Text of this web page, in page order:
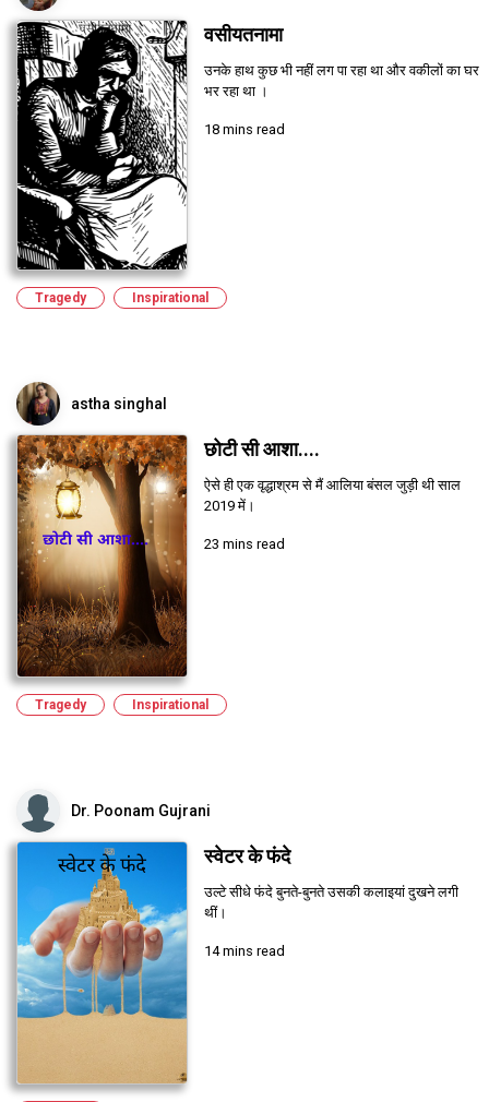
वसीयतनामा
उनके हाथ कुछ भी नहीं लग पा रहा था और वकीलों का घर
भर रहा था ।
18 mins read
Tragedy Inspirational
astha singhal
छोटी सी आशा....
ऐसे ही एक वृद्धाश्रम से मैं आलिया बंसल जुड़ी थी साल
2019 में।
23 mins read
Tragedy Inspirational
Dr. Poonam Gujrani
स्वेटर के फंदे
उल्टे सीधे फंदे बुनते-बुनते उसकी कलाइयां दुखने लगी
थीं।
14 mins read